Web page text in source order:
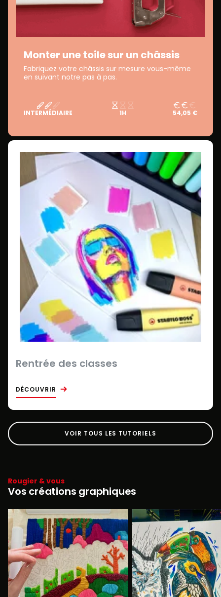
Monter une toile sur un châssis
Fabriquez votre châssis sur mesure vous-même
en suivant notre pas à pas.
INTERMÉDIAIRE 1H 54,05 €
Rentrée des classes
DÉCOUVRIR
VOIR TOUS LES TUTORIELS
Rougier & vous
Vos créations graphiques